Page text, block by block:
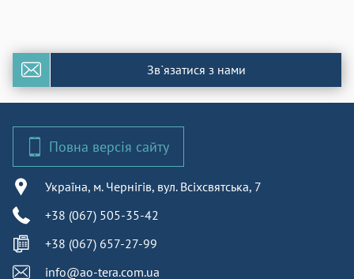
Зв`язатися з нами
Повна версія сайту
Україна, м. Чернігів, вул. Всіхсвятська, 7
+38 (067) 505-35-42
+38 (067) 657-27-99
info@ao-tera.com.ua